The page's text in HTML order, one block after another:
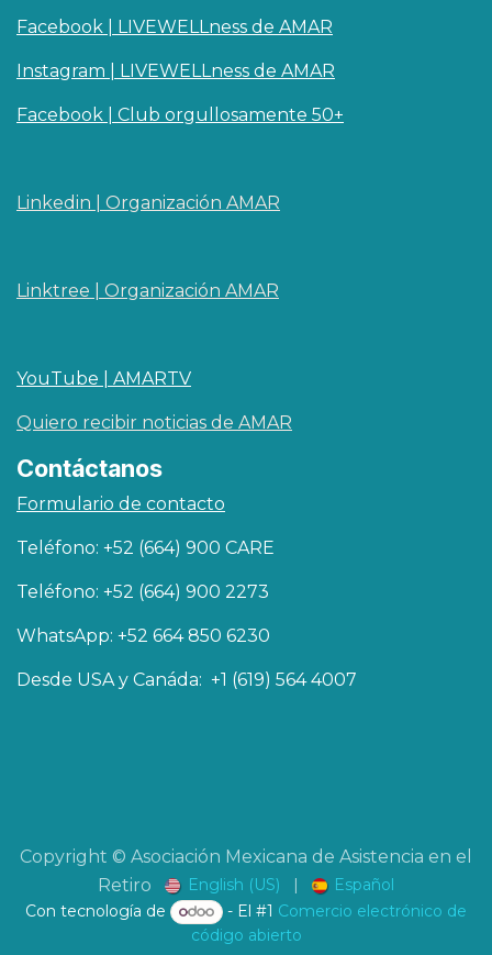
Facebook | LIVEWELLness de AMAR
Instagram | LIVEWELLness de AMAR
Facebook | Club orgullosamente 50+
Linkedin | O​rganización AMAR
Linktree | Organización AMAR
YouTube | AMARTV
Quiero recibir noticias de AMAR
Contáctanos
Formulario de contacto
Teléfono: +52 (664) 900 CARE
Teléfono: +52 (664) 900 2273
WhatsApp: +52 664 850 6230
Desde USA y Canáda: +1 (619) 564 4007
Copyright © Asociación Mexicana de Asistencia en el
Retiro
English (US) |
Español
Con tecnología de
- El #1 Comercio electrónico de
código abierto